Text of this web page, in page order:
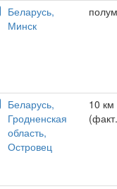
Беларусь,
Минск
Беларусь,
Гродненская
область,
Островец
10 км